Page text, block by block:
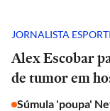
JORNALISTA
Alex Escobar
de tumor em
Súmula 'poupa'